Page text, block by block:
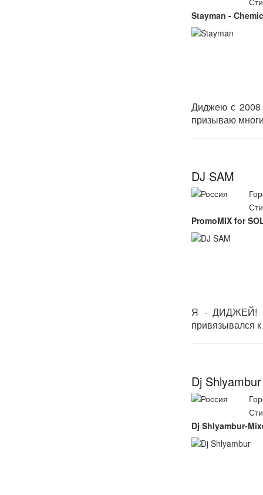
Stayman -
Диджею с 2008
призываю
DJ SAM
PromoMIX for
Я - ДИДЖЕЙ!
привязывался
Dj Shlyambur
Dj Shlyambur-